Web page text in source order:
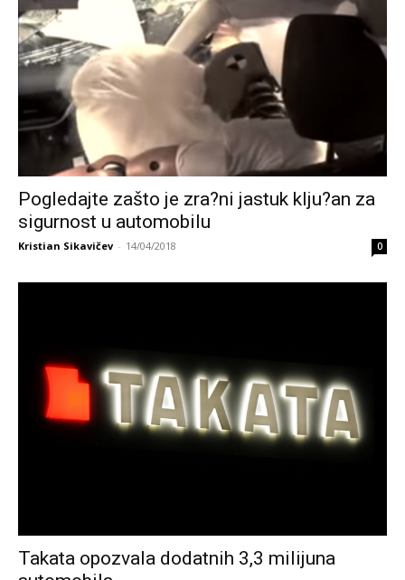
Pogledajte zašto je zra?ni jastuk klju?an za
sigurnost u automobilu
Kristian Sikavičev - 14/04/2018 0
Takata opozvala dodatnih 3,3 milijuna